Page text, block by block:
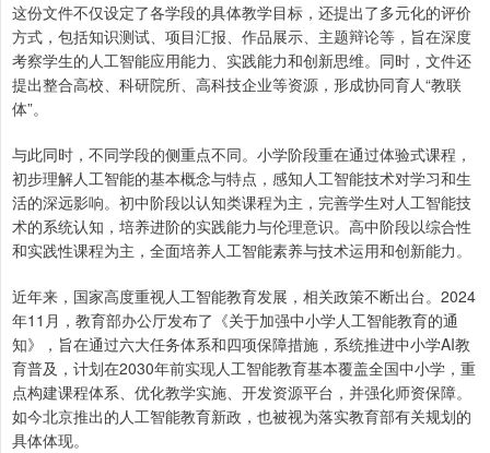
这份文件不仅设定了各学段的具体教学目标，还提出了多元化的评价
方式，包括知识测试、项目汇报、作品展示、主题辩论等，旨在深度
考察学生的人工智能应用能力、实践能力和创新思维。同时，文件还
提出整合高校、科研院所、高科技企业等资源，形成协同育人“教联
体”。
与此同时，不同学段的侧重点不同。小学阶段重在通过体验式课程，
初步理解人工智能的基本概念与特点，感知人工智能技术对学习和生
活的深远影响。初中阶段以认知类课程为主，完善学生对人工智能技
术的系统认知，培养进阶的实践能力与伦理意识。高中阶段以综合性
和实践性课程为主，全面培养人工智能素养与技术运用和创新能力。
近年来，国家高度重视人工智能教育发展，相关政策不断出台。2024
年11月，教育部办公厅发布了《关于加强中小学人工智能教育的通
知》，旨在通过六大任务体系和四项保障措施，系统推进中小学AI教
育普及，计划在2030年前实现人工智能教育基本覆盖全国中小学，重
点构建课程体系、优化教学实施、开发资源平台，并强化师资保障。
如今北京推出的人工智能教育新政，也被视为落实教育部有关规划的
具体体现。